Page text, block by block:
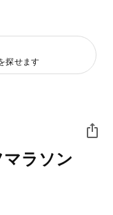
探せます
ラソン